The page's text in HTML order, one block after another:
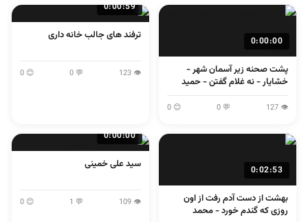
0:00:00
پشت صحنه زیر آسمان شهر -
خشایار - نه غلام گفتن - حمید
👁 127
💬 0
😊 0
0:00:59
ترفند های جالب خانه داری
👁 123
💬 0
😊 0
0:02:53
بهشت از دست آدم رفت از اون
روزی که گندم خورد - محمد
0:00:00
سید علی خمینی
👁 109
💬 1
😊 0